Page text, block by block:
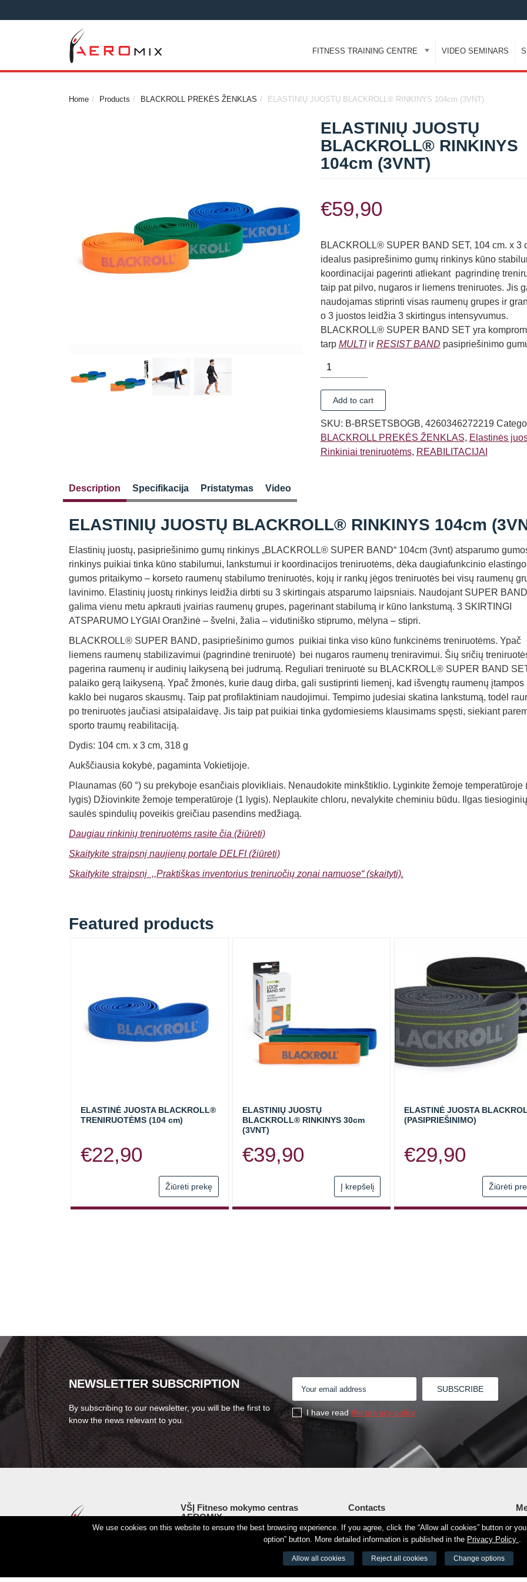
FITNESS TRAINING CENTRE VIDEO SEMINARS
Home Products BLACKROLL PREKĖS ŽENKLAS ELASTINIŲ JUOSTŲ BLACKROLL® RINKINYS 104cm (3VNT)
ELASTINIŲ JUOSTŲ
BLACKROLL® RINKINYS
104cm (3VNT)
€59,90
BLACKROLL® SUPER BAND SET, 104 cm. x 3
idealus pasiprešinimo gumų rinkinys kūno
koordinacijai pagerinti atliekant pagrindinę
taip pat pilvo, nugaros ir liemens treniruotes. Jis
naudojamas stiprinti visas raumenų grupes ir
o 3 juostos leidžia 3 skirtingus intensyvumus.
BLACKROLL® SUPER BAND SET yra
tarp MULTIir RESIST BAND pasipriešinimo
ELASTINIŲ
JUOSTŲ
BLACKROLL®
RINKINYS
104cm
(3VNT)
quantity
Add to cart
SKU: B-BRSETSBOGB, 4260346272219
BLACKROLL PREKĖS ŽENKLAS, Elastinės
Rinkiniai treniruotėms, REABILITACIJAI
Description Specifikacija Pristatymas Video
ELASTINIŲ JUOSTŲ BLACKROLL® RINKINYS 104cm
Elastinių juostų, pasipriešinimo gumų rinkinys „BLACKROLL® SUPER BAND“ 104cm (3vnt) atsparumo
rinkinys puikiai tinka kūno stabilumui, lankstumui ir koordinacijos treniruotėms, dėka daugiafunkcinio
gumos pritaikymo – korseto raumenų stabilumo treniruotės, kojų ir rankų jėgos treniruotės bei visų raumenų
lavinimo. Elastinių juostų rinkinys leidžia dirbti su 3 skirtingais atsparumo laipsniais. Naudojant SUPER BAND
galima vienu metu apkrauti įvairias raumenų grupes, pagerinant stabilumą ir kūno lankstumą. 3 SKIRTINGI
ATSPARUMO LYGIAI Oranžinė – švelni, žalia – vidutiniško stiprumo, mėlyna – stipri.
BLACKROLL® SUPER BAND, pasipriešinimo gumos puikiai tinka viso kūno funkcinėms treniruotėms. Ypač
liemens raumenų stabilizavimui (pagrindinė treniruotė) bei nugaros raumenų treniravimui. Šių sričių
pagerina raumenų ir audinių laikyseną bei judrumą. Reguliari treniruotė su BLACKROLL® SUPER BAND
palaiko gerą laikyseną. Ypač žmonės, kurie daug dirba, gali sustiprinti liemenį, kad išvengtų raumenų įtampos
kaklo bei nugaros skausmų. Taip pat profilaktiniam naudojimui. Tempimo judesiai skatina lankstumą, todėl
po treniruotės jaučiasi atsipalaidavę. Jis taip pat puikiai tinka gydomiesiems klausimams spęsti, siekiant
sporto traumų reabilitaciją.
Dydis: 104 cm. x 3 cm, 318 g
Aukščiausia kokybė, pagaminta Vokietijoje.
Plaunamas (60 °) su prekyboje esančiais plovikliais. Nenaudokite minkštiklio. Lyginkite žemoje temperatūroje
lygis) Džiovinkite žemoje temperatūroje (1 lygis). Neplaukite chloru, nevalykite cheminiu būdu. Ilgas tiesioginių
saulės spindulių poveikis greičiau pasendins medžiagą.
Daugiau rinkinių treniruotėms rasite čia (žiūrėti)
Skaitykite straipsnį naujienų portale DELFI (žiūrėti)
Skaitykite straipsnį ,,Praktiškas inventorius treniruočių zonai namuose“ (skaityti).
Featured products
ELASTINĖ JUOSTA BLACKROLL®
TRENIRUOTĖMS (104 cm)
€22,90
Žiūrėti prekę
product
has
the
page
ELASTINIŲ JUOSTŲ
BLACKROLL® RINKINYS 30cm
(3VNT)
€39,90
Į krepšelį
ELASTINĖ JUOSTA
(PASIPRIEŠINIMO)
€29,90
Žiūrėti
NEWSLETTER SUBSCRIPTION
By subscribing to our newsletter, you will be the first to
know the news relevant to you.
I have read the privacy policy
VŠĮ Fitneso mokymo centras
AEROMIX
Entreprise code 300034190
VAT LT98 7300 0100 8525 8188
Swedbankas, bank code 73000
Contacts
Šv. Stepono str. 27C, Vilnius
info@aeromix.lt
We use cookies on this website to ensure the best browsing experience. If you agree, click the “Allow all cookies” button or
option” button. More detailed information is published in the Privacy Policy .
Allow all cookies Reject all cookies Change options